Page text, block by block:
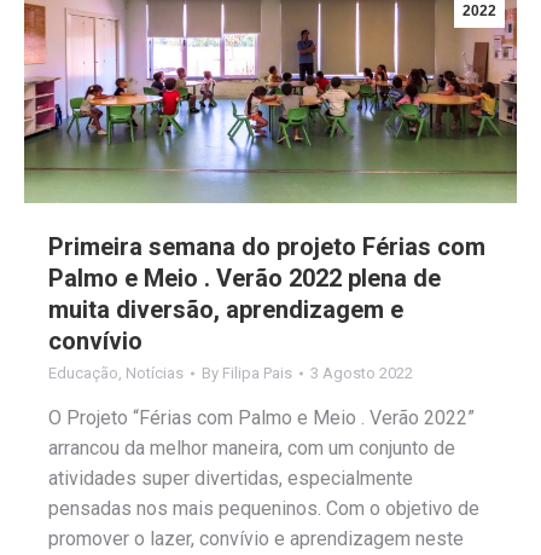
2022
Primeira semana do projeto Férias com
Palmo e Meio . Verão 2022 plena de
muita diversão, aprendizagem e
convívio
Educação Notícias By Filipa Pais 3 Agosto 2022
O Projeto “Férias com Palmo e Meio . Verão 2022”
arrancou da melhor maneira, com um conjunto de
atividades super divertidas, especialmente
pensadas nos mais pequeninos. Com o objetivo de
promover o lazer, convívio e aprendizagem neste